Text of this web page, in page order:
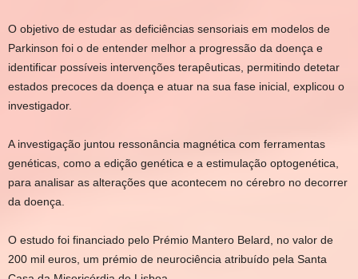
O objetivo de estudar as deficiências sensoriais em modelos de
Parkinson foi o de entender melhor a progressão da doença e
identificar possíveis intervenções terapêuticas, permitindo detetar
estados precoces da doença e atuar na sua fase inicial, explicou o
investigador.
A investigação juntou ressonância magnética com ferramentas
genéticas, como a edição genética e a estimulação optogenética,
para analisar as alterações que acontecem no cérebro no decorrer
da doença.
O estudo foi financiado pelo Prémio Mantero Belard, no valor de
200 mil euros, um prémio de neurociência atribuído pela Santa